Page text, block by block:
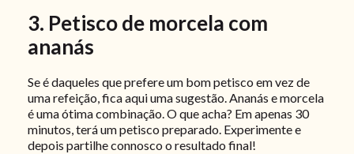
3. Petisco de morcela com
ananás
Se é daqueles que prefere um bom petisco em vez de
uma refeição, fica aqui uma sugestão. Ananás e morcela
é uma ótima combinação. O que acha? Em apenas 30
minutos, terá um petisco preparado. Experimente e
depois partilhe connosco o resultado final!